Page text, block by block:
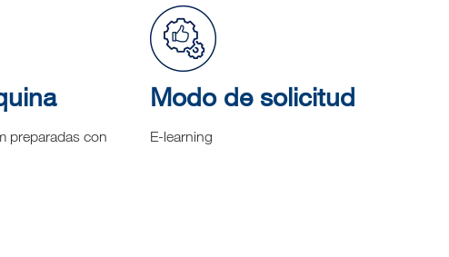
preparadas con
Modo de solicitud
E-learning